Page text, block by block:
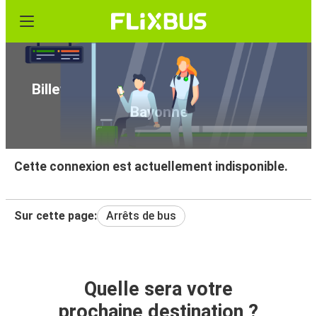
Billets de bus pas chers de Charleroi à
Bayonne
Cette connexion est actuellement indisponible.
Sur cette page: Arrêts de bus
Quelle sera votre